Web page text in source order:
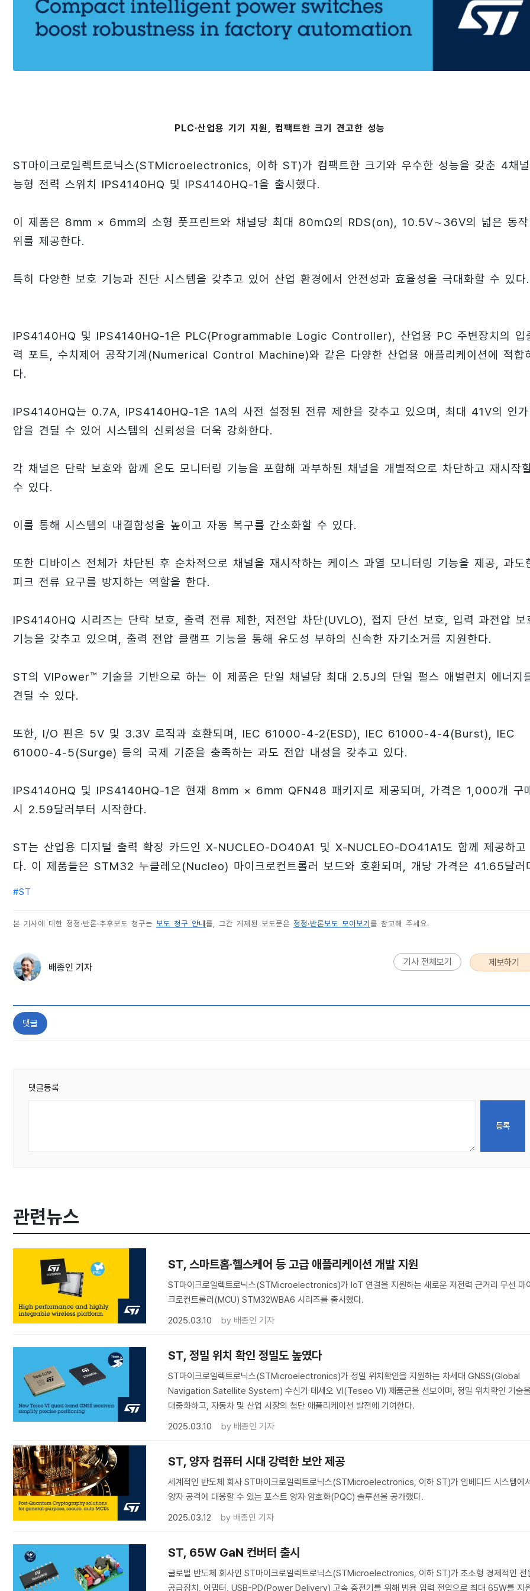
PLC·산업용 기기 지원, 컴팩트한 크기 견고한 성능
ST마이크로일렉트로닉스(STMicroelectronics, 이하 ST)가 컴팩트한 크기와 우수한 성능을 갖춘 4채
능형 전력 스위치 IPS4140HQ 및 IPS4140HQ-1을 출시했다.
이 제품은 8㎜ × 6㎜의 소형 풋프린트와 채널당 최대 80mΩ의 RDS(on), 10.5V∼36V의 넓은 동
위를 제공한다.
특히 다양한 보호 기능과 진단 시스템을 갖추고 있어 산업 환경에서 안전성과 효율성을 극대화할 수 있다.
IPS4140HQ 및 IPS4140HQ-1은 PLC(Progra㎜able Logic Controller), 산업용 PC 주변장치의 입
력 포트, 수치제어 공작기계(Numerical Control Machine)와 같은 다양한 산업용 애플리케이션에 적합
다.
IPS4140HQ는 0.7A, IPS4140HQ-1은 1A의 사전 설정된 전류 제한을 갖추고 있으며, 최대 41V의 인
압을 견딜 수 있어 시스템의 신뢰성을 더욱 강화한다.
각 채널은 단락 보호와 함께 온도 모니터링 기능을 포함해 과부하된 채널을 개별적으로 차단하고 재시작
수 있다.
이를 통해 시스템의 내결함성을 높이고 자동 복구를 간소화할 수 있다.
또한 디바이스 전체가 차단된 후 순차적으로 채널을 재시작하는 케이스 과열 모니터링 기능을 제공, 과도
피크 전류 요구를 방지하는 역할을 한다.
IPS4140HQ 시리즈는 단락 보호, 출력 전류 제한, 저전압 차단(UVLO), 접지 단선 보호, 입력 과전압 보
기능을 갖추고 있으며, 출력 전압 클램프 기능을 통해 유도성 부하의 신속한 자기소거를 지원한다.
ST의 VIPower™ 기술을 기반으로 하는 이 제품은 단일 채널당 최대 2.5J의 단일 펄스 애벌런치 에너지
견딜 수 있다.
또한, I/O 핀은 5V 및 3.3V 로직과 호환되며, IEC 61000-4-2(ESD), IEC 61000-4-4(Burst), IEC
61000-4-5(Surge) 등의 국제 기준을 충족하는 과도 전압 내성을 갖추고 있다.
IPS4140HQ 및 IPS4140HQ-1은 현재 8㎜ × 6㎜ QFN48 패키지로 제공되며, 가격은 1,000개 구
시 2.59달러부터 시작한다.
ST는 산업용 디지털 출력 확장 카드인 X-NUCLEO-DO40A1 및 X-NUCLEO-DO41A1도 함께 제공하고
다. 이 제품들은 STM32 누클레오(Nucleo) 마이크로컨트롤러 보드와 호환되며, 개당 가격은 41.65달러
#ST
본 기사에 대한 정정·반론·추후보도 청구는 보도 청구 안내 를, 그간 게재된 보도문은 정정·반론보도 모아보기 를 참고해 주세요.
배종인 기자 기사 전체보기 제보하기
댓글
댓글등록
관련뉴스
ST, 스마트홈·헬스케어 등 고급 애플리케이션 개발 지원
ST마이크로일렉트로닉스(STMicroelectronics)가 IoT 연결을 지원하는 새로운 저전력 근거리 무선 마
크로컨트롤러(MCU) STM32WBA6 시리즈를 출시했다.
2025.03.10
by 배종인 기자
ST, 정밀 위치 확인 정밀도 높였다
ST마이크로일렉트로닉스(STMicroelectronics)가 정밀 위치확인을 지원하는 차세대 GNSS(Global
Navigation Satellite System) 수신기 테세오 VI(Teseo VI) 제품군을 선보이며, 정밀 위치확인 기술
대중화하고, 자동차 및 산업 시장의 첨단 애플리케이션 발전에 기여한다.
2025.03.10
by 배종인 기자
ST, 양자 컴퓨터 시대 강력한 보안 제공
세계적인 반도체 회사 ST마이크로일렉트로닉스(STMicroelectronics, 이하 ST)가 임베디드 시스템에
양자 공격에 대응할 수 있는 포스트 양자 암호화(PQC) 솔루션을 공개했다.
2025.03.12
by 배종인 기자
ST, 65W GaN 컨버터 출시
글로벌 반도체 회사인 ST마이크로일렉트로닉스(STMicroelectronics, 이하 ST)가 초소형 경제적인 전
공급장치, 어댑터, USB-PD(Power Delivery) 고속 충전기를 위해 범용 입력 전압으로 최대 65W를 지